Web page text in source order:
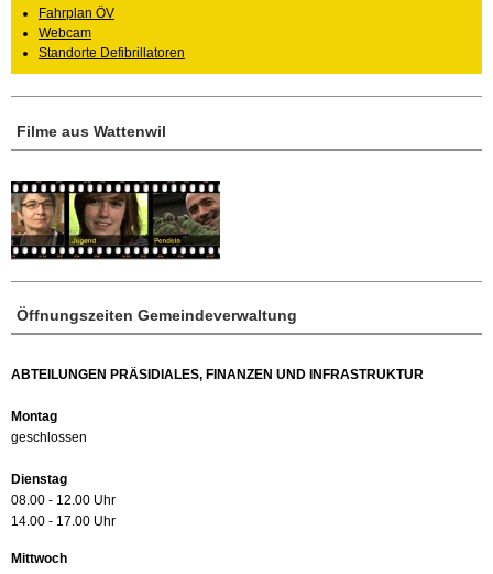
Öffnungszeiten Gemeindeverwaltung
ABTEILUNGEN PRÄSIDIALES, FINANZEN UND INFRASTRUKTUR
Montag
geschlossen
Dienstag
08.00 - 12.00 Uhr
14.00 - 17.00 Uhr
Mittwoch
Filme aus Wattenwil
Fahrplan ÖV
Webcam
Standorte Defibrillatoren